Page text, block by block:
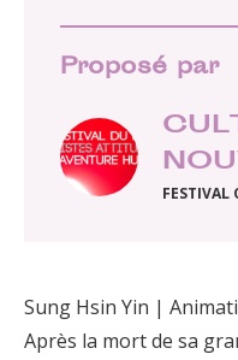
Proposé par
FESTIVAL
Sung Hsin Yin |
Après la mort de sa